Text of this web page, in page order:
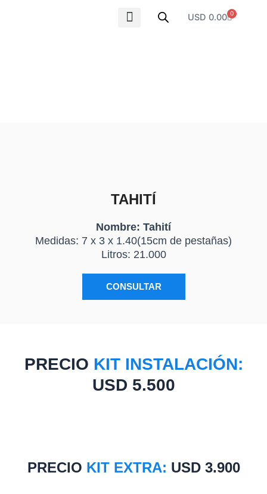
USD 0.00 0
Carrito
TAHITÍ
Nombre: Tahití
Medidas: 7 x 3 x 1.40(15cm de pestañas)
Litros: 21.000
CONSULTAR
PRECIO KIT INSTALACIÓN:
USD 5.500
PRECIO KIT EXTRA: USD 3.900